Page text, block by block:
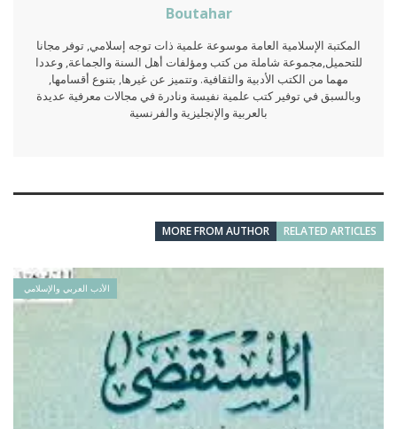
Boutahar
المكتبة الإسلامية العامة موسوعة علمية ذات توجه إسلامي, توفر مجانا
للتحميل,مجموعة شاملة من كتب ومؤلفات أهل السنة والجماعة, وعددا
مهما من الكتب الأدبية والثقافية. وتتميز عن غيرها, بتنوع أقسامها,
وبالسبق في توفير كتب علمية نفيسة ونادرة في مجالات معرفية عديدة
بالعربية والإنجليزية والفرنسية
RELATED ARTICLES
MORE FROM AUTHOR
الأدب العربي والإسلامي